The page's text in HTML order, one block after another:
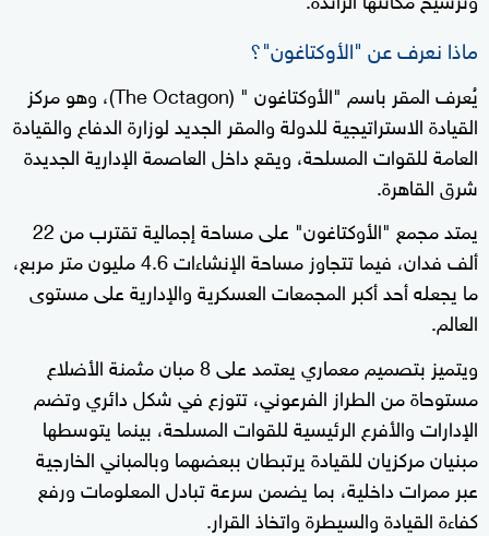
ماذا نعرف عن "الأوكتاغون"؟
يُعرف المقر باسم "الأوكتاغون " (The Octagon)، وهو مركز
القيادة الاستراتيجية للدولة والمقر الجديد لوزارة الدفاع والقيادة
العامة للقوات المسلحة، ويقع داخل العاصمة الإدارية الجديدة
شرق القاهرة.
يمتد مجمع "الأوكتاغون" على مساحة إجمالية تقترب من 22
ألف فدان، فيما تتجاوز مساحة الإنشاءات 4.6 مليون متر مربع،
ما يجعله أحد أكبر المجمعات العسكرية والإدارية على مستوى
العالم.
ويتميز بتصميم معماري يعتمد على 8 مبان مثمنة الأضلاع
مستوحاة من الطراز الفرعوني، تتوزع في شكل دائري وتضم
الإدارات والأفرع الرئيسية للقوات المسلحة، بينما يتوسطها
مبنيان مركزيان للقيادة يرتبطان ببعضهما وبالمباني الخارجية
عبر ممرات داخلية، بما يضمن سرعة تبادل المعلومات ورفع
كفاءة القيادة والسيطرة واتخاذ القرار.